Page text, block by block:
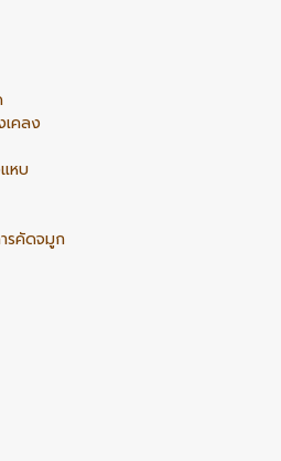
คลง
หบ
รคัดจมูก